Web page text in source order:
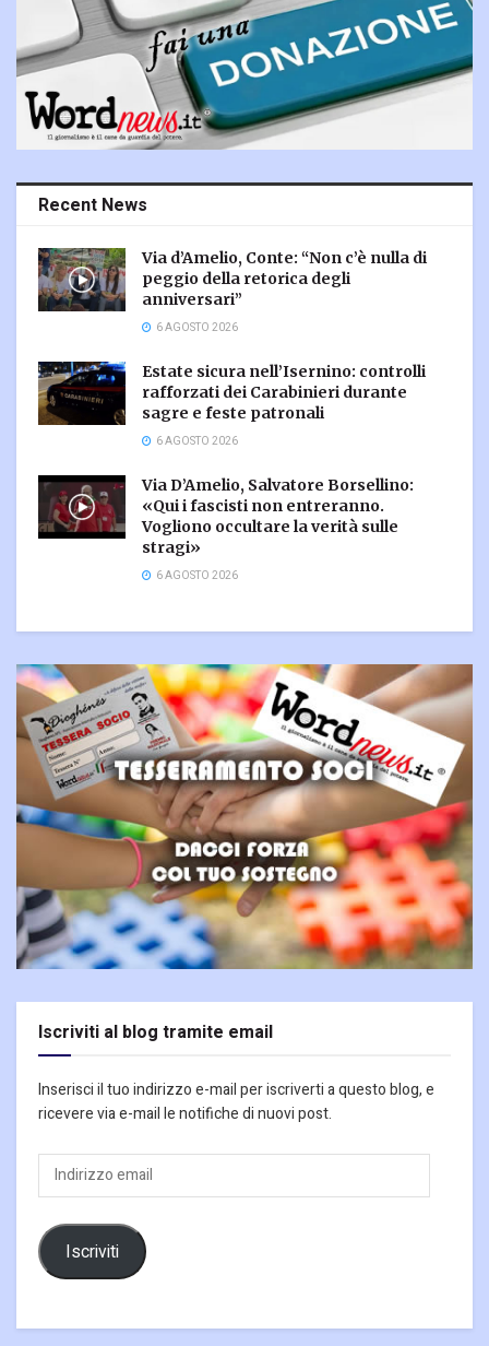
Recent News
Via d’Amelio, Conte: “Non c’è nulla di
peggio della retorica degli
anniversari”
6 AGOSTO 2026
Estate sicura nell’Isernino: controlli
rafforzati dei Carabinieri durante
sagre e feste patronali
6 AGOSTO 2026
Via D’Amelio, Salvatore Borsellino:
«Qui i fascisti non entreranno.
Vogliono occultare la verità sulle
stragi»
6 AGOSTO 2026
Iscriviti al blog tramite email
Inserisci il tuo indirizzo e-mail per iscriverti a questo blog, e
ricevere via e-mail le notifiche di nuovi post.
Indirizzo
email
Iscriviti